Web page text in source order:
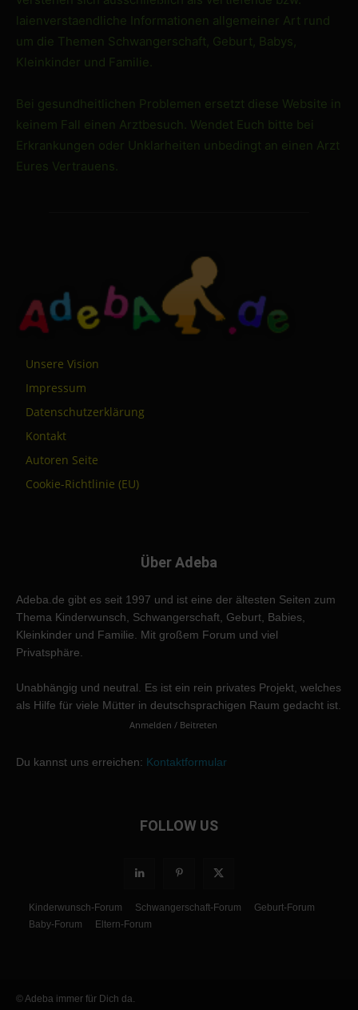
laienverstaendliche Informationen allgemeiner Art rund
um die Themen Schwangerschaft, Geburt, Babys,
Kleinkinder und Familie.
Bei gesundheitlichen Problemen ersetzt diese Website in
keinem Fall einen Arztbesuch. Wendet Euch bitte bei
Erkrankungen oder Unklarheiten unbedingt an einen Arzt
Eures Vertrauens.
Unsere Vision
Impressum
Datenschutzerklärung
Kontakt
Autoren Seite
Cookie-Richtlinie (EU)
Über Adeba
Adeba.de gibt es seit 1997 und ist eine der ältesten Seiten zum
Thema Kinderwunsch, Schwangerschaft, Geburt, Babies,
Kleinkinder und Familie. Mit großem Forum und viel
Privatsphäre.
Unabhängig und neutral. Es ist ein rein privates Projekt, welches
als Hilfe für viele Mütter in deutschsprachigen Raum gedacht ist.
Anmelden / Beitreten
Du kannst uns erreichen: Kontaktformular
FOLLOW US
Kinderwunsch-Forum Schwangerschaft-Forum
Geburt-Forum
Baby-Forum
Eltern-Forum
© Adeba immer für Dich da.